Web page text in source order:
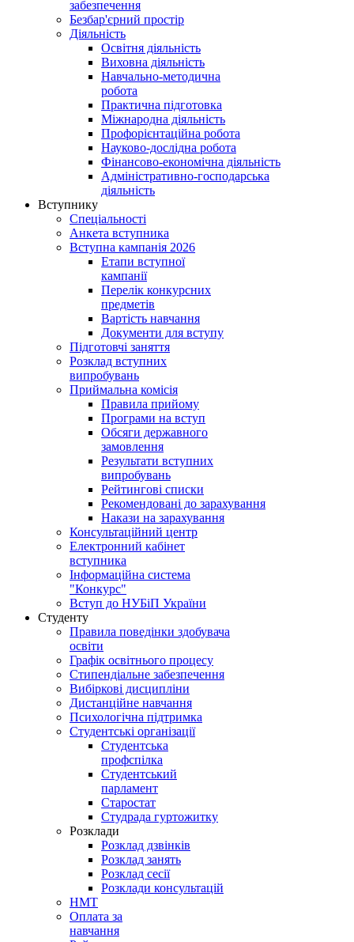
забезпечення
Безбар'єрний простір
Діяльність
Освітня діяльність
Виховна діяльність
Навчально-методична
робота
Практична підготовка
Міжнародна діяльність
Профорієнтаційна робота
Науково-дослідна робота
Фінансово-економічна діяльність
Адміністративно-господарська
діяльність
Вступнику
Спеціальності
Анкета вступника
Вступна кампанія 2026
Етапи вступної
кампанії
Перелік конкурсних
предметів
Вартість навчання
Документи для вступу
Підготовчі заняття
Розклад вступних
випробувань
Приймальна комісія
Правила прийому
Програми на вступ
Обсяги державного
замовлення
Результати вступних
випробувань
Рейтингові списки
Рекомендовані до зарахування
Накази на зарахування
Консультаційний центр
Електронний кабінет
вступника
Інформаційна система
"Конкурс"
Вступ до НУБіП України
Студенту
Правила поведінки здобувача
освіти
Графік освітнього процесу
Стипендіальне забезпечення
Вибіркові дисципліни
Дистанційне навчання
Психологічна підтримка
Студентські організації
Студентська
профспілка
Студентський
парламент
Старостат
Студрада гуртожитку
Розклади
Розклад дзвінків
Розклад занять
Розклад сесії
Розклади консультацій
НМТ
Оплата за
навчання